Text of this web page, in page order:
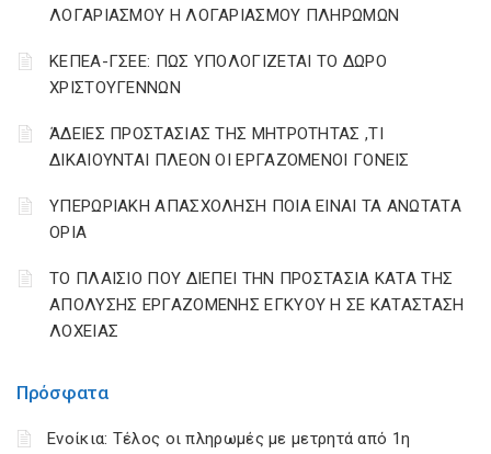
Πρόσφατα
Ενοίκια: Τέλος οι πληρωμές με μετρητά από 1η
ΛΟΓΑΡΙΑΣΜΟΥ Η ΛΟΓΑΡΙΑΣΜΟΥ ΠΛΗΡΩΜΩΝ
ΚΕΠΕΑ-ΓΣΕΕ: ΠΩΣ ΥΠΟΛΟΓΙΖΕΤΑΙ ΤΟ ΔΩΡΟ
ΧΡΙΣΤΟΥΓΕΝΝΩΝ
ΆΔΕΙΕΣ ΠΡΟΣΤΑΣΙΑΣ ΤΗΣ ΜΗΤΡΟΤΗΤΑΣ ,ΤΙ
ΔΙΚΑΙΟΥΝΤΑΙ ΠΛΕΟΝ ΟΙ ΕΡΓΑΖΟΜΕΝΟΙ ΓΟΝΕΙΣ
ΥΠΕΡΩΡΙΑΚΗ ΑΠΑΣΧΟΛΗΣΗ ΠΟΙΑ ΕΙΝΑΙ ΤΑ ΑΝΩΤΑΤΑ
ΟΡΙΑ
ΤΟ ΠΛΑΙΣΙΟ ΠΟΥ ΔΙΕΠΕΙ ΤΗΝ ΠΡΟΣΤΑΣΙΑ ΚΑΤΑ ΤΗΣ
ΑΠΟΛΥΣΗΣ ΕΡΓΑΖΟΜΕΝΗΣ ΕΓΚΥΟΥ Η ΣΕ ΚΑΤΑΣΤΑΣΗ
ΛΟΧΕΙΑΣ